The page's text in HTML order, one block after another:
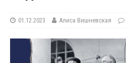
01.12.2023 Алиса Вишневская